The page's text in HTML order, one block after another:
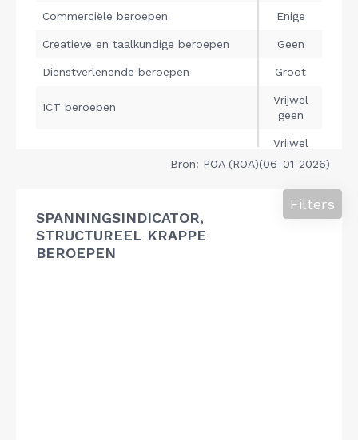
Bron: POA (ROA)(06-01-2026)
SPANNINGSINDICATOR,
STRUCTUREEL KRAPPE
BEROEPEN
Filters